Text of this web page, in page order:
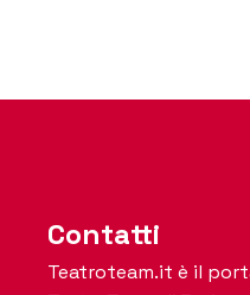
Contatti
Teatroteam.it è il